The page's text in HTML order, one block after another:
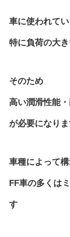
車に使われて
特に負荷の大き
そのため
高い潤滑性能
が必要になりま
車種によって
FF車の多くは
す